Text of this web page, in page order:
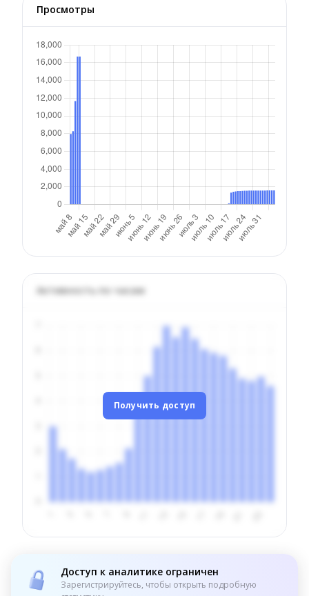
Просмотры
Активность по часам
Получить доступ
Доступ к аналитике ограничен
Зарегистрируйтесь, чтобы открыть подробную